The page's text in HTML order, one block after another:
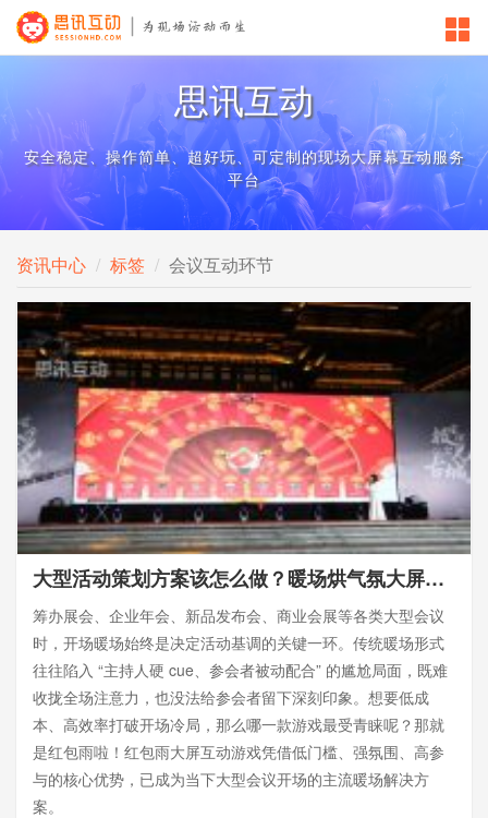
思讯互动
安全稳定、操作简单、超好玩、可定制的现场大屏幕互动服务
平台
资讯中心 标签 会议互动环节
大型活动策划方案该怎么做？暖场烘气氛大屏游戏有哪些
筹办展会、企业年会、新品发布会、商业会展等各类大型会议
时，开场暖场始终是决定活动基调的关键一环。传统暖场形式
往往陷入 “主持人硬 cue、参会者被动配合” 的尴尬局面，既难
收拢全场注意力，也没法给参会者留下深刻印象。想要低成
本、高效率打破开场冷局，那么哪一款游戏最受青睐呢？那就
是红包雨啦！红包雨大屏互动游戏凭借低门槛、强氛围、高参
与的核心优势，已成为当下大型会议开场的主流暖场解决方
案。